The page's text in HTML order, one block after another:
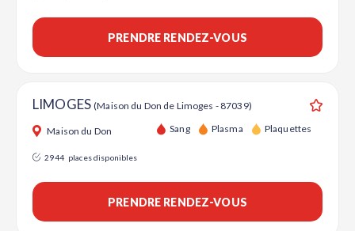
PRENDRE RENDEZ-VOUS
LIMOGES(Maison du Don de Limoges - 87039)
Maison du Don Sang Plasma Plaquettes
2944 places disponibles
PRENDRE RENDEZ-VOUS